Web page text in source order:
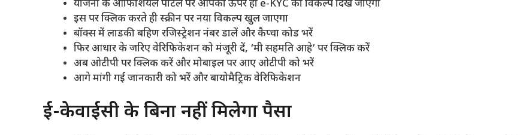
योजना के ऑफिशियल पोर्टल पर आपको ऊपर ही e-KYC का विकल्प दिख जाएगा
इस पर क्लिक करते ही स्क्रीन पर नया विकल्प खुल जाएगा
बॉक्स में लाडकी बहिण रजिस्ट्रेशन नंबर डालें और कैप्चा कोड भरें
फिर आधार के जरिए वेरिफिकेशन को मंजूरी दें, ‘मी सहमति आहे’ पर क्लिक करें
अब ओटीपी पर क्लिक करें और मोबाइल पर आए ओटीपी को भरें
आगे मांगी गई जानकारी को भरें और बायोमैट्रिक वेरिफिकेशन
ई-केवाईसी के बिना नहीं मिलेगा पैसा